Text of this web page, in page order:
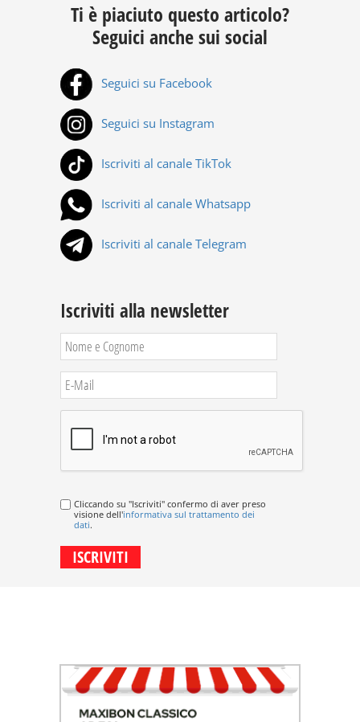
Ti è piaciuto questo articolo?
Seguici anche sui social
Seguici su Facebook
Seguici su Instagram
Iscriviti al canale TikTok
Iscriviti al canale Whatsapp
Iscriviti al canale Telegram
Iscriviti alla newsletter
Cliccando su "Iscriviti" confermo di aver preso
visione dell'informativa sul trattamento dei
dati.